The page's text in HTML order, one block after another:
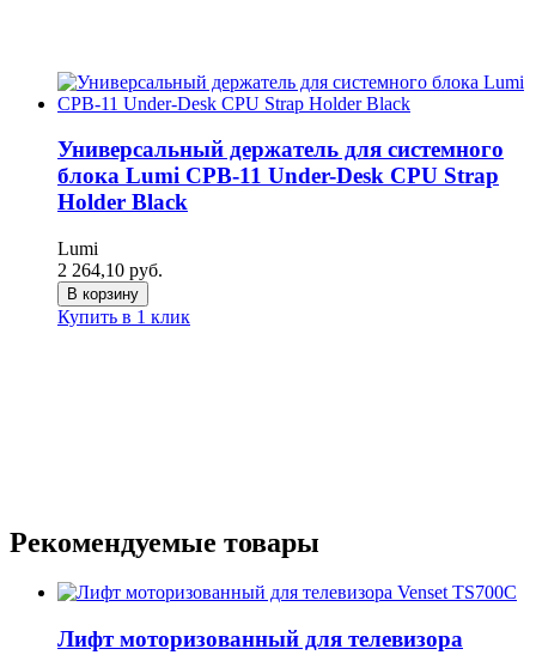
Универсальный держатель для системного
блока Lumi CPB-11 Under-Desk CPU Strap
Holder Black
Lumi
2 264,10 руб.
В корзину
Купить в 1 клик
Рекомендуемые товары
Лифт моторизованный для телевизора